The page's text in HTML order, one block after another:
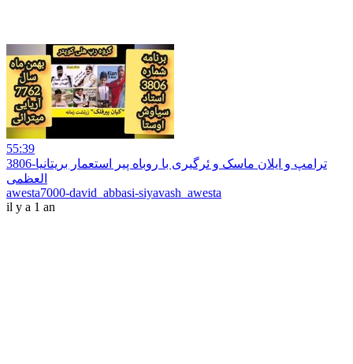
55:39
3806-ترامپ و ایلان ماسک و ئرگیری با روباه پیر استعمار بریتانیا
العظمی
awesta7000-david_abbasi-siyavash_awesta
il y a 1 an